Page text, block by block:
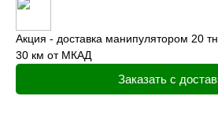
Акция - доставка манипулятором 20
30 км от МКАД
Заказать с